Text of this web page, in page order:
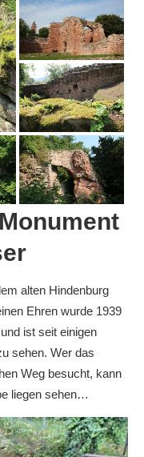
alten Hindenburg
Ehren wurde 1939
ist seit einigen
sehen. Wer das
Weg besucht, kann
liegen sehen…